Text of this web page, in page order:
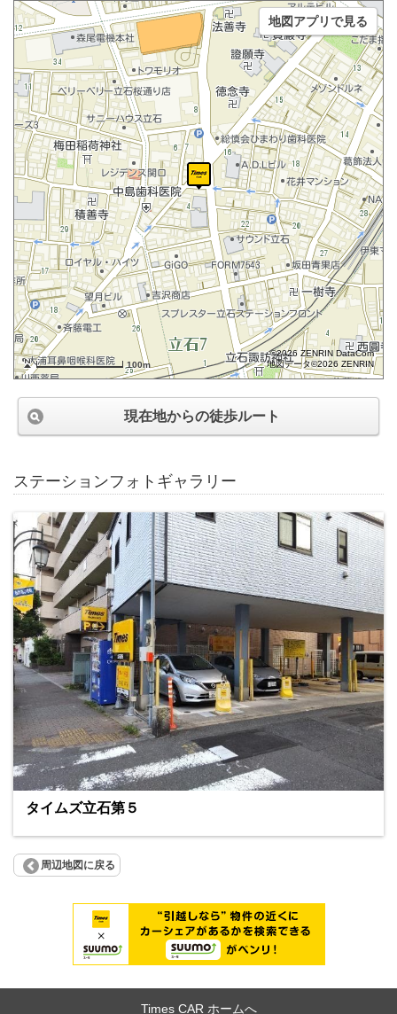
100m
©2026 ZENRIN DataCom
地図データ©2026 ZENRIN
地図アプリで見る
現在地からの徒歩ルート
ステーションフォトギャラリー
タイムズ立石第５
周辺地図に戻る
Times CAR ホームへ